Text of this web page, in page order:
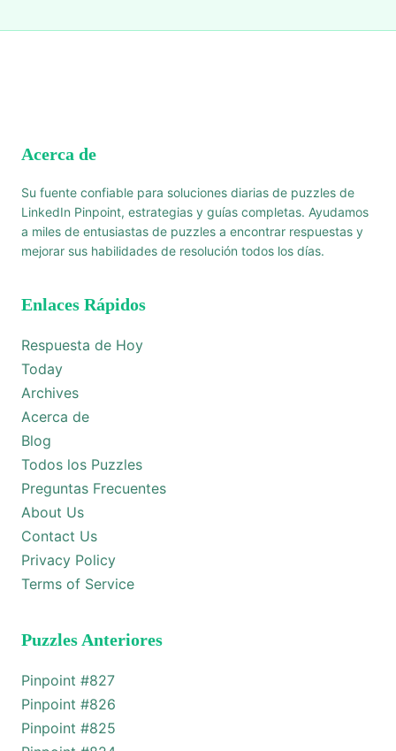
Acerca de
Su fuente confiable para soluciones diarias de puzzles de
LinkedIn Pinpoint, estrategias y guías completas. Ayudamos
a miles de entusiastas de puzzles a encontrar respuestas y
mejorar sus habilidades de resolución todos los días.
Enlaces Rápidos
Respuesta de Hoy
Today
Archives
Acerca de
Blog
Todos los Puzzles
Preguntas Frecuentes
About Us
Contact Us
Privacy Policy
Terms of Service
Puzzles Anteriores
Pinpoint #827
Pinpoint #826
Pinpoint #825